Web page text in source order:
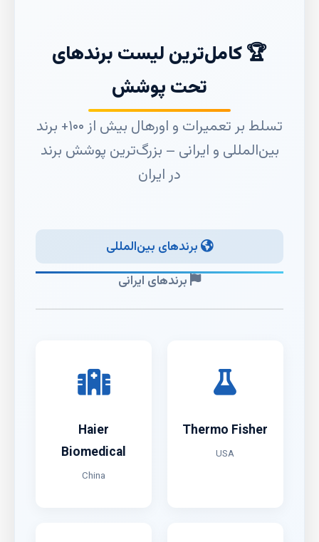
🏆 کامل‌ترین لیست برندهای
تحت پوشش
تسلط بر تعمیرات و اورهال بیش از ۱۰۰+ برند
بین‌المللی و ایرانی – بزرگ‌ترین پوشش برند
در ایران
برندهای بین‌المللی
برندهای ایرانی
Thermo Fisher
USA
Haier
Biomedical
China